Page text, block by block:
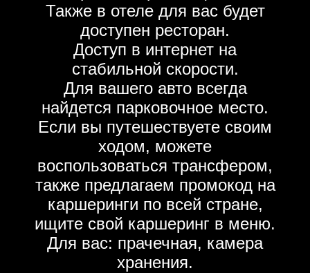
Также в отеле для вас будет
доступен ресторан.
Доступ в интернет на
стабильной скорости.
Для вашего авто всегда
найдется парковочное место.
Если вы путешествуете своим
ходом, можете
воспользоваться трансфером,
также предлагаем промокод на
каршеринги по всей стране,
ищите свой каршеринг в меню.
Для вас: прачечная, камера
хранения.